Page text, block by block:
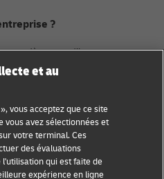
?
dès aujourd’hui.
À propos de DHL
Contact
Centre de presse
et au
vous acceptez que ce site
vous avez sélectionnées et
votre terminal. Ces
des évaluations
l'utilisation qui est faite de
expérience en ligne